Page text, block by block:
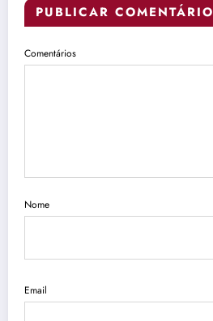
PUBLICAR COMENTÁRIO
Comentários
Nome
Email